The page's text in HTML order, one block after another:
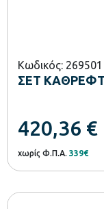
Κωδικός: 269501
ΣΕΤ
420,36 €
χωρίς Φ.Π.Α. 339€